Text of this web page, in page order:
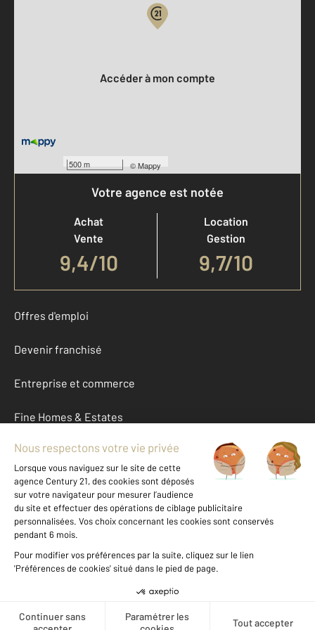
500 m ©Mappy
Accéder à mon compte
Votre agence est notée
Achat
Vente
9,4/10
Location
Gestion
9,7/10
Offres d'emploi
Devenir franchisé
Entreprise et commerce
Fine Homes & Estates
À propos
International
Nous contacter
Données personnelles
Gestionnaire des cookies